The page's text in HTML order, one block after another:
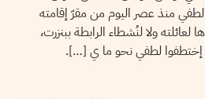
منذ عصر اليوم من مقرّ إقامته
لعائلته ولا لنُشطاء الرابطة ببنزرت،
لطفي نحو ما ي […].